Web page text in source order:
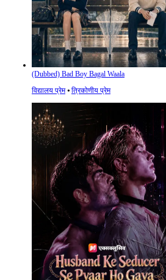
(Dubbed) Bad Boy Bagal Waala
विद्यालय प्रेम⦁ त्रिकोणीय प्रेम